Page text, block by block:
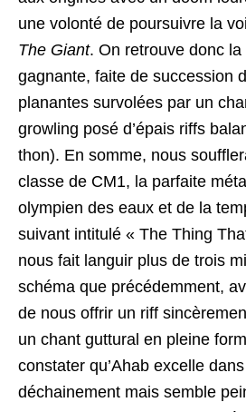
une volonté de poursuivre la
The Giant. On retrouve donc
gagnante, faite de succession
planantes survolées par un
growling posé d’épais riffs
thon). En somme, nous
classe de CM1, la parfaite
olympien des eaux et de la
suivant intitulé « The Thing
nous fait languir plus de trois
schéma que précédemment,
de nous offrir un riff
un chant guttural en pleine
constater qu’Ahab excelle
déchainement mais semble